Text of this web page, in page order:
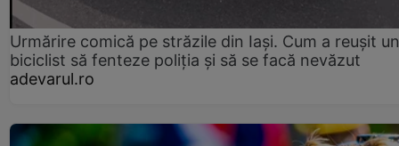
Urmărire comică pe străzile din Iași. Cum a reușit un
biciclist să fenteze poliția și să se facă nevăzut
adevarul.ro